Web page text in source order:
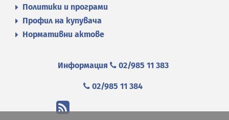
Политики и програми
Профил на купувача
Нормативни актове
Информация 02/985 11 383
02/985 11 384